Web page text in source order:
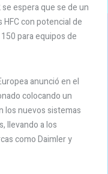
espera que se de un
con potencial de
para equipos de
anunció en el
colocando un
los nuevos sistemas
llevando a los
como Daimler y